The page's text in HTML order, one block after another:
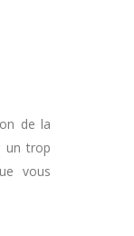
de la
un trop
vous